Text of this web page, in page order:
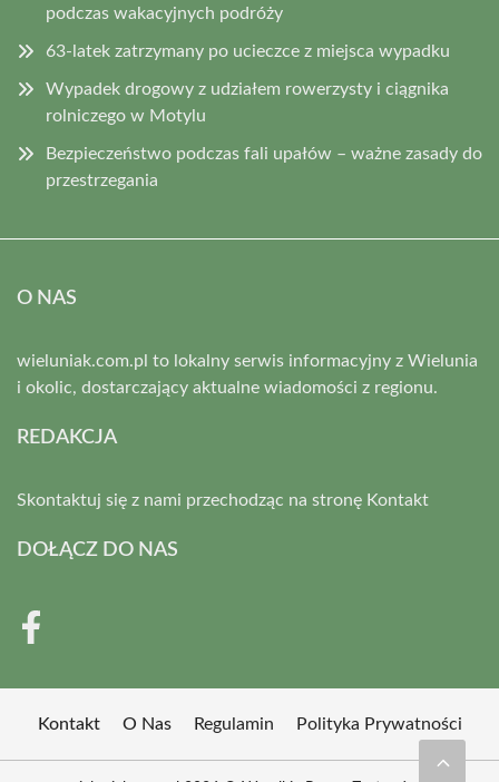
podczas wakacyjnych podróży
63-latek zatrzymany po ucieczce z miejsca wypadku
Wypadek drogowy z udziałem rowerzysty i ciągnika
rolniczego w Motylu
Bezpieczeństwo podczas fali upałów – ważne zasady do
przestrzegania
O NAS
wieluniak.com.pl to lokalny serwis informacyjny z Wielunia
i okolic, dostarczający aktualne wiadomości z regionu.
REDAKCJA
Skontaktuj się z nami przechodząc na stronę Kontakt
DOŁĄCZ DO NAS
Kontakt O Nas Regulamin Polityka Prywatności